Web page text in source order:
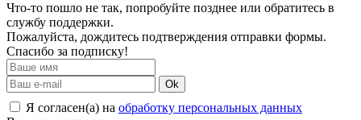
Что-то пошло не так, попробуйте позднее или обратитесь в
службу поддержки.
Пожалуйста, дождитесь подтверждения отправки формы.
Спасибо за подписку!
Ok
Я согласен(а) на обработку персональных данных